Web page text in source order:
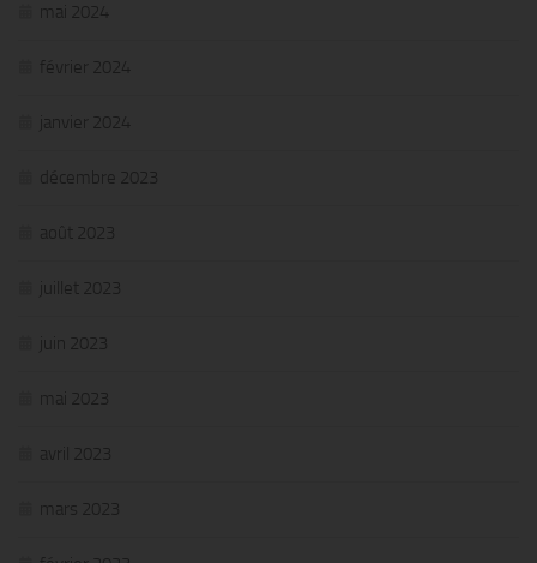
mai 2024
février 2024
janvier 2024
décembre 2023
août 2023
juillet 2023
juin 2023
mai 2023
avril 2023
mars 2023